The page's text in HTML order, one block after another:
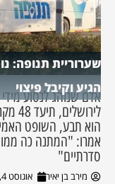
הגיע וקיבל פיצוי
אדם שנוהג לנסוע
אמרו: "המתנה כה
סדרתיים"
מירב בן יאיר אוגוסט 4, 2026